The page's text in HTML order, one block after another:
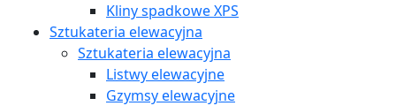
Kliny spadkowe XPS
Sztukateria elewacyjna
Sztukateria elewacyjna
Listwy elewacyjne
Gzymsy elewacyjne